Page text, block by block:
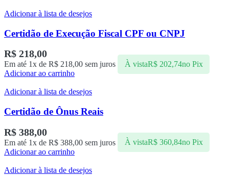
Adicionar à lista de desejos
Certidão de Execução Fiscal CPF ou CNPJ
R$ 218,00
Em até 1x de R$ 218,00 sem juros À vistaR$202,74no Pix
Adicionar ao carrinho
Adicionar à lista de desejos
Certidão de Ônus Reais
R$ 388,00
Em até 1x de R$ 388,00 sem juros À vistaR$360,84no Pix
Adicionar ao carrinho
Adicionar à lista de desejos